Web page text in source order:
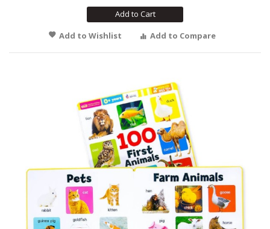
Add to Cart
Add to Wishlist
Add to Compare